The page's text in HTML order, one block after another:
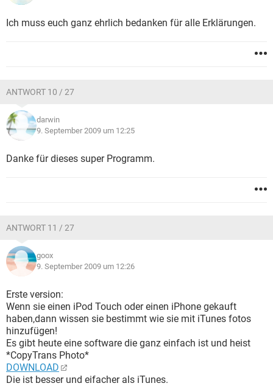
Ich muss euch ganz ehrlich bedanken für alle Erklärungen.
ANTWORT 10 / 27
darwin
9. September 2009 um 12:25
Danke für dieses super Programm.
ANTWORT 11 / 27
goox
9. September 2009 um 12:26
Erste version:
Wenn sie einen iPod Touch oder einen iPhone gekauft
haben,dann wissen sie bestimmt wie sie mit iTunes fotos
hinzufügen!
Es gibt heute eine software die ganz einfach ist und heist
*CopyTrans Photo*
DOWNLOAD
Die ist besser und eifacher als iTunes.